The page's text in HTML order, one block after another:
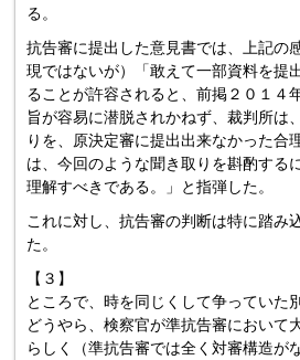
る。
抗告審に提出した意見書では、上記の
現ではないが）「敢えて一部資料を提
ることが許容されると、前掲２０１４
旨が容易に潜脱されかねず、裁判所は
りを、原決定審に提出出来なかった合
は、今回のような聞き取りを斟酌する
理解すべきである。」と指弾した。
これに対し、抗告審の判断は特に踏み
た。
【３】
ところで、時を同じくして争っていた
どうやら、検察官が準抗告審において
らしく（準抗告審では全く対審構造が